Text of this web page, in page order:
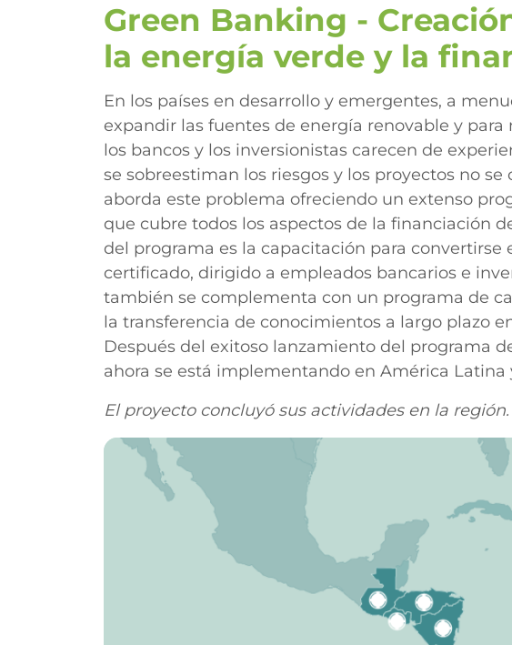
Green Banking -
la energía verde y la
En los países en desarrollo y emergentes, a
expandir las fuentes de energía renovable y
los bancos y los inversionistas carecen de
se sobreestiman los riesgos y los proyectos no
aborda este problema ofreciendo un extenso
que cubre todos los aspectos de la financiación
del programa es la capacitación para convertirse
certificado, dirigido a empleados bancarios e
también se complementa con un programa de
la transferencia de conocimientos a largo plazo
Después del exitoso lanzamiento del programa
ahora se está implementando en América Latina
El proyecto concluyó sus actividades en la región.